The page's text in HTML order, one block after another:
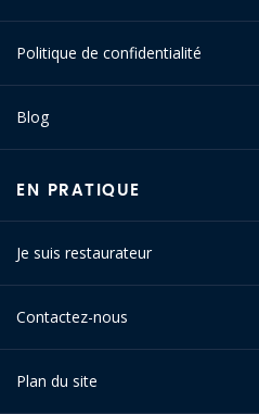
Politique de confidentialité
Blog
EN PRATIQUE
Je suis restaurateur
Contactez-nous
Plan du site